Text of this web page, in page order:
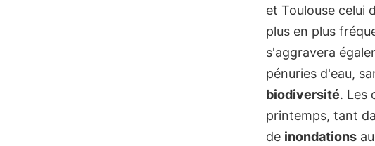
et Toulouse celui
plus en plus
s'aggravera
pénuries d'eau,
biodiversité. Les
printemps, tant
de inondations